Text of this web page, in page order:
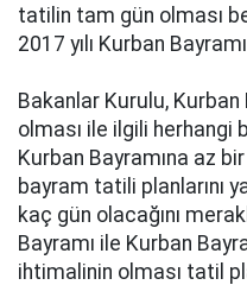
tatilin tam gün olması
2017 yılı Kurban
Bakanlar Kurulu,
olması ile ilgili herhangi
Kurban Bayramına az
bayram tatili planlarını
kaç gün olacağını
Bayramı ile Kurban
ihtimalinin olması tatil